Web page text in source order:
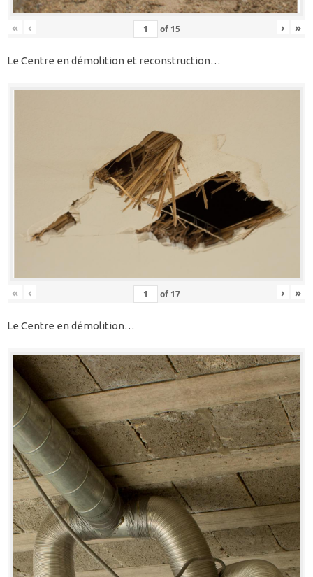
« ‹ of 15 › »
Le Centre en démolition et reconstruction…
« ‹ of 17 › »
Le Centre en démolition…